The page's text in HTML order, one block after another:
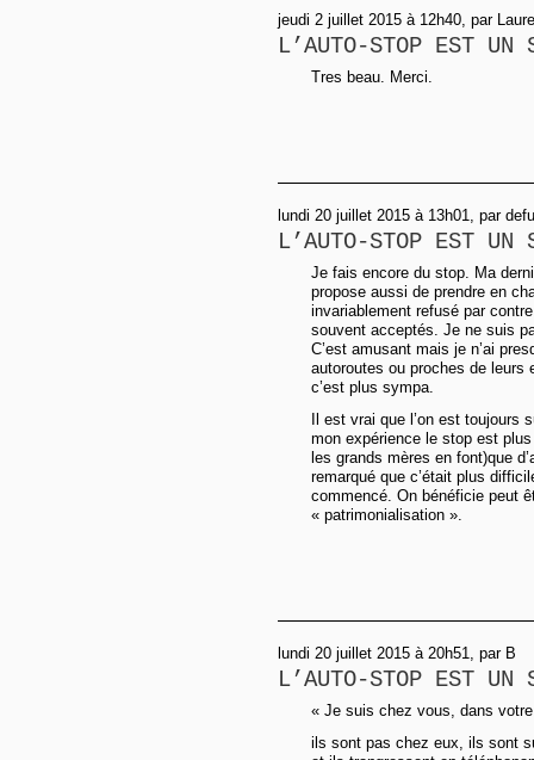
jeudi 2 juillet 2015 à 12h40, par
L’AUTO-STOP EST UN
Tres beau. Merci.
lundi 20 juillet 2015 à 13h01, par
L’AUTO-STOP EST UN
Je fais encore du stop. Ma
propose aussi de prendre en
invariablement refusé par
souvent acceptés. Je ne suis
C’est amusant mais je n’ai
autoroutes ou proches de leurs
c’est plus sympa.
Il est vrai que l’on est toujours
mon expérience le stop est
les grands mères en font)que
remarqué que c’était plus
commencé. On bénéficie peut
« patrimonialisation ».
lundi 20 juillet 2015 à 20h51, par B
L’AUTO-STOP EST UN
« Je suis chez vous, dans
ils sont pas chez eux, ils sont